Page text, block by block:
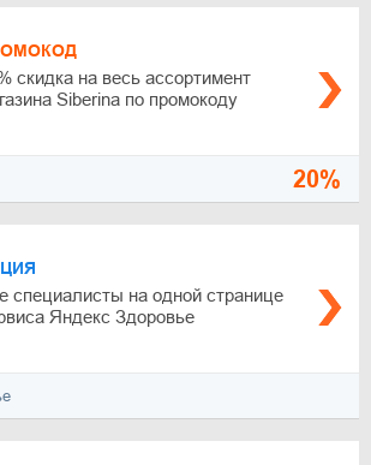
скидка на весь ассортимент
Siberina по промокоду
20%
специалисты на одной странице
Яндекс Здоровье